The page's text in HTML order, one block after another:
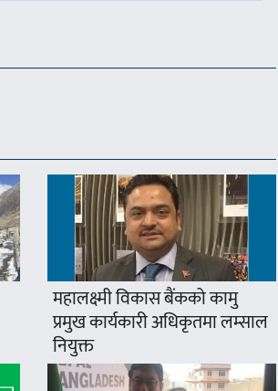
महालक्ष्मी विकास बैंकको कामु
प्रमुख कार्यकारी अधिकृतमा लम्साल
नियुक्त